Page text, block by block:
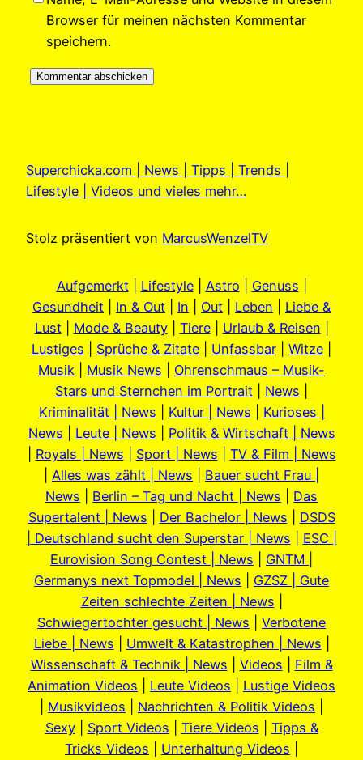
Browser für meinen nächsten Kommentar
speichern.
Superchicka.com | News | Tipps | Trends |
Lifestyle | Videos und vieles mehr…
Stolz präsentiert von MarcusWenzelTV
Aufgemerkt| Lifestyle| Astro Genuss
Gesundheit
In & Out In Out Leben
Liebe &
Lust| Mode & Beauty| Tiere| Urlaub & Reisen
Lustiges
Sprüche & Zitate Unfassbar Witze
Musik
Musik News
Ohrenschmaus – Musik-
Stars und Sternchen im Portrait
News
Kriminalität | News
Kultur | News
Kurioses |
News
Leute | News
Politik & Wirtschaft | News
Royals | News Sport | News
TV & Film | News
Alles was zählt | News
Bauer sucht Frau |
News
Berlin – Tag und Nacht | News
Das
Supertalent | News
Der Bachelor | News
DSDS
| Deutschland sucht den Superstar | News
ESC |
Eurovision Song Contest | News
GNTM |
Germanys next Topmodel | News
GZSZ | Gute
Zeiten schlechte Zeiten | News
Schwiegertochter gesucht | News
Verbotene
Liebe | News
Umwelt & Katastrophen | News
Wissenschaft & Technik | News
Videos
Film &
Animation Videos
Leute Videos
Lustige Videos
Musikvideos Nachrichten & Politik Videos
Sexy| Sport Videos Tiere Videos
Tipps &
Tricks Videos
Unterhaltung Videos